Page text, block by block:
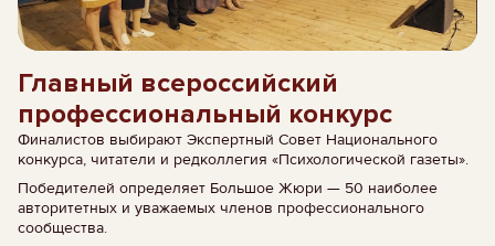
Главный всероссийский
профессиональный конкурс
Финалистов выбирают Экспертный Совет Национального
конкурса, читатели и редколлегия «Психологической газеты».
Победителей определяет Большое Жюри — 50 наиболее
авторитетных и уважаемых членов профессионального
сообщества.